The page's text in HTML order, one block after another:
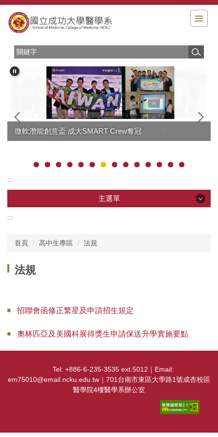
跳
到
主
區
成大2017 iGEM競賽勇奪金牌及最佳環境主題獎
微軟潛能創意盃 成大SMART Crew奪冠
:::
主選單
單位介紹
行政團隊
教師榮譽
委員會
教務相關規章
:::
首頁 高中生專區 法規
法規
招聯會函修正繁星及申請招生規定
奧林匹亞及美國科展得獎生申請保送升學實施要點
::: Tel: +886-6-235-3535 ext.5012｜Email:
em75010@email.ncku.edu.tw｜701台南市東區大學路1號成杏校區
醫學院4樓醫學系辦公室